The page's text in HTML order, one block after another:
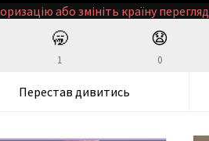
або змініть країну
🥱
1
😧
0
Перестав дивитись